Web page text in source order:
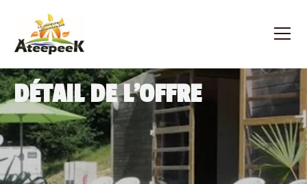
DÉTAIL DE L'OFFRE